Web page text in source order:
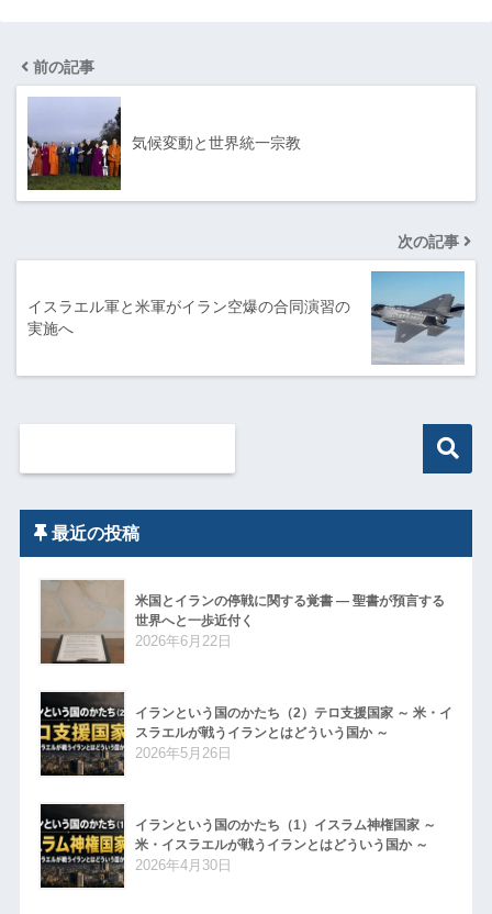
前の記事
気候変動と世界統一宗教
次の記事
イスラエル軍と米軍がイラン空爆の合同演習の
実施へ
最近の投稿
米国とイランの停戦に関する覚書 ― 聖書が預言する
世界へと一歩近付く
2026年6月22日
イランという国のかたち（2）テロ支援国家 ～ 米・イ
スラエルが戦うイランとはどういう国か ～
2026年5月26日
イランという国のかたち（1）イスラム神権国家 ～
米・イスラエルが戦うイランとはどういう国か ～
2026年4月30日